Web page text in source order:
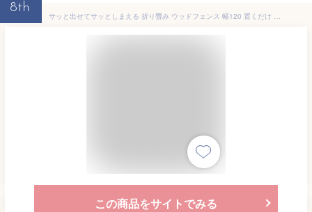
8th
サッと出せてサッとしまえる 折り畳み ウッドフェンス 幅120 置くだけ おしゃれ 木製 ミニフェンス 天然木 ガーデニング 庭 四つ折り エクステリア 園芸 置き型 花壇 柵 横張り 横板 間仕切り 自立
この商品をサイトでみる